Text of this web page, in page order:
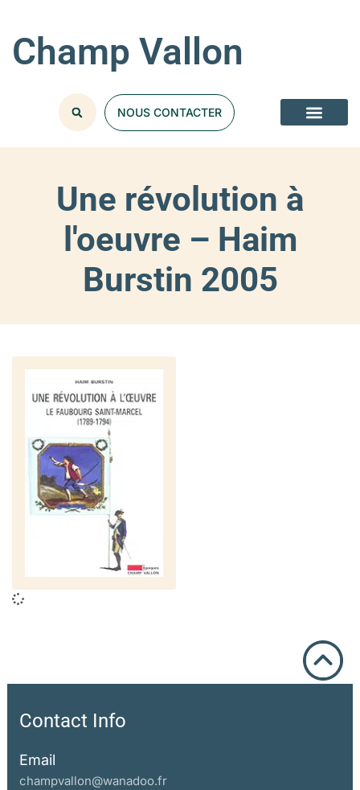
Champ Vallon
NOUS CONTACTER
Une révolution à
l'oeuvre – Haim
Burstin 2005
Contact Info
Email
champvallon@wanadoo.fr